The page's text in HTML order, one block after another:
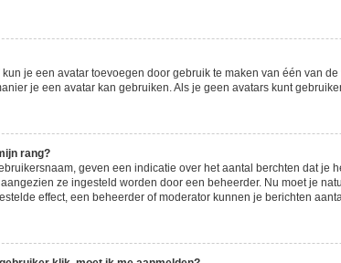
je een avatar toevoegen door gebruik te maken van één van
je een avatar kan gebruiken. Als je geen avatars kunt
rang?
geven een indicatie over het aantal berchten dat
ze ingesteld worden door een beheerder. Nu moet je
effect, een beheerder of moderator kunnen je berichten